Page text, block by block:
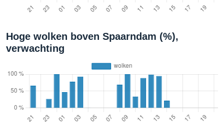
Hoge wolken boven Spaarndam (%),
verwachting